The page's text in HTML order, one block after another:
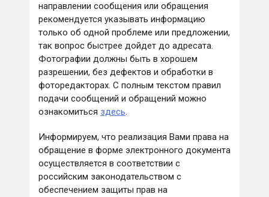
направлении сообщения или обращения
рекомендуется указывать информацию
только об одной проблеме или предложении,
так вопрос быстрее дойдет до адресата.
Фотографии должны быть в хорошем
разрешении, без дефектов и обработки в
фоторедакторах. С полным текстом правил
подачи сообщений и обращений можно
ознакомиться здесь.
Информируем, что реализация Вами права на
обращение в форме электронного документа
осуществляется в соответствии с
российским законодательством с
обеспечением защиты прав на